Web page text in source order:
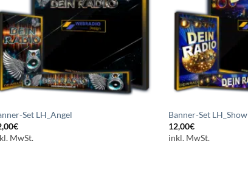
Set LH_Angel
€
MwSt.
Banner-Set LH_Show
12,00€
inkl. MwSt.